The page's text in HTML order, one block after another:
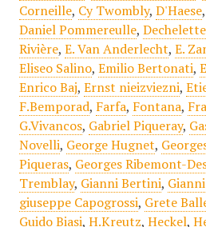
Corneille, Cy Twombly, D'Haese,
Daniel Pommereulle, Dechelette
Rivière, E. Van Anderlecht, E.
Eliseo Salino, Emilio Bertonati,
Enrico Baj, Ernst nieizviezni,
F.Bemporad, Farfa, Fontana,
G.Vivancos, Gabriel Piqueray,
Novelli, George Hugnet,
Piqueras, Georges Ribemont-
Tremblay, Gianni Bertini,
giuseppe Capogrossi, Grete
Guido Biasi, H.Kreutz, Heckel,